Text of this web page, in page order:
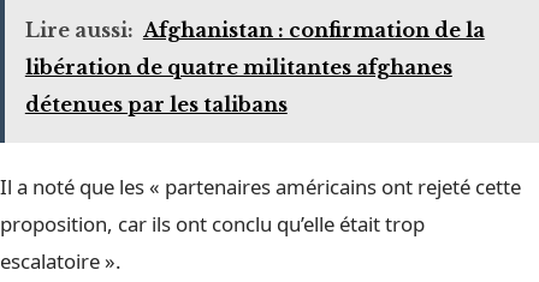
Lire aussi: Afghanistan : confirmation de la
libération de quatre militantes afghanes
détenues par les talibans
Il a noté que les « partenaires américains ont rejeté cette
proposition, car ils ont conclu qu’elle était trop
escalatoire ».